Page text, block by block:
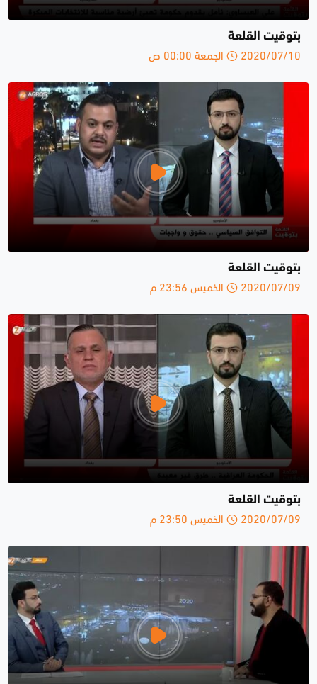
بتوقيت القلعة
2020/07/10 الجمعة 00:00 ص
بتوقيت القلعة
2020/07/09 الخميس 23:56 م
بتوقيت القلعة
2020/07/09 الخميس 23:50 م